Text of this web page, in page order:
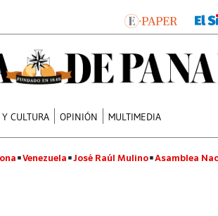
CULTURA OPINIÓN MULTIMEDIA
Venezuela José Raúl Mulino Asamblea